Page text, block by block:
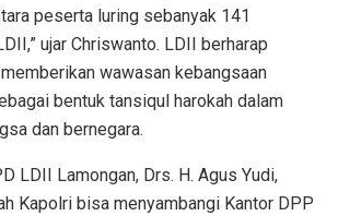
peserta luring sebanyak 141
ujar Chriswanto. LDII berharap
wawasan kebangsaan
bentuk tansiqul harokah dalam
dan bernegara.
LDII Lamongan, Drs. H. Agus Yudi,
Kapolri bisa menyambangi Kantor DPP